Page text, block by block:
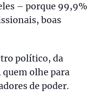
– porque 99,9%
boas
político, da
quem olhe para
de poder.